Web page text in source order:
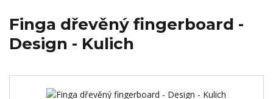
Finga dřevěný fingerboard -
Design - Kulich